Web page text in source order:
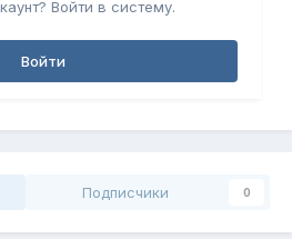
Войти в систему.
Войти
Подписчики 0